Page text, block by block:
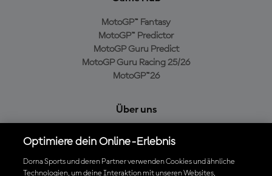
MotoGP™ Fantasy
MotoGP™ Predictor
MotoGP Guru Predict
MotoGP Guru Racing 25/26
MotoGP™26
Über uns
Cookie-Richtlinien
Geschäftsbedingungen
Optimiere dein Online-Erlebnis
Dorna Sports und deren Partner verwenden Cookies und ähnliche
Technologien, um deine Interaktion mit unseren Websites,